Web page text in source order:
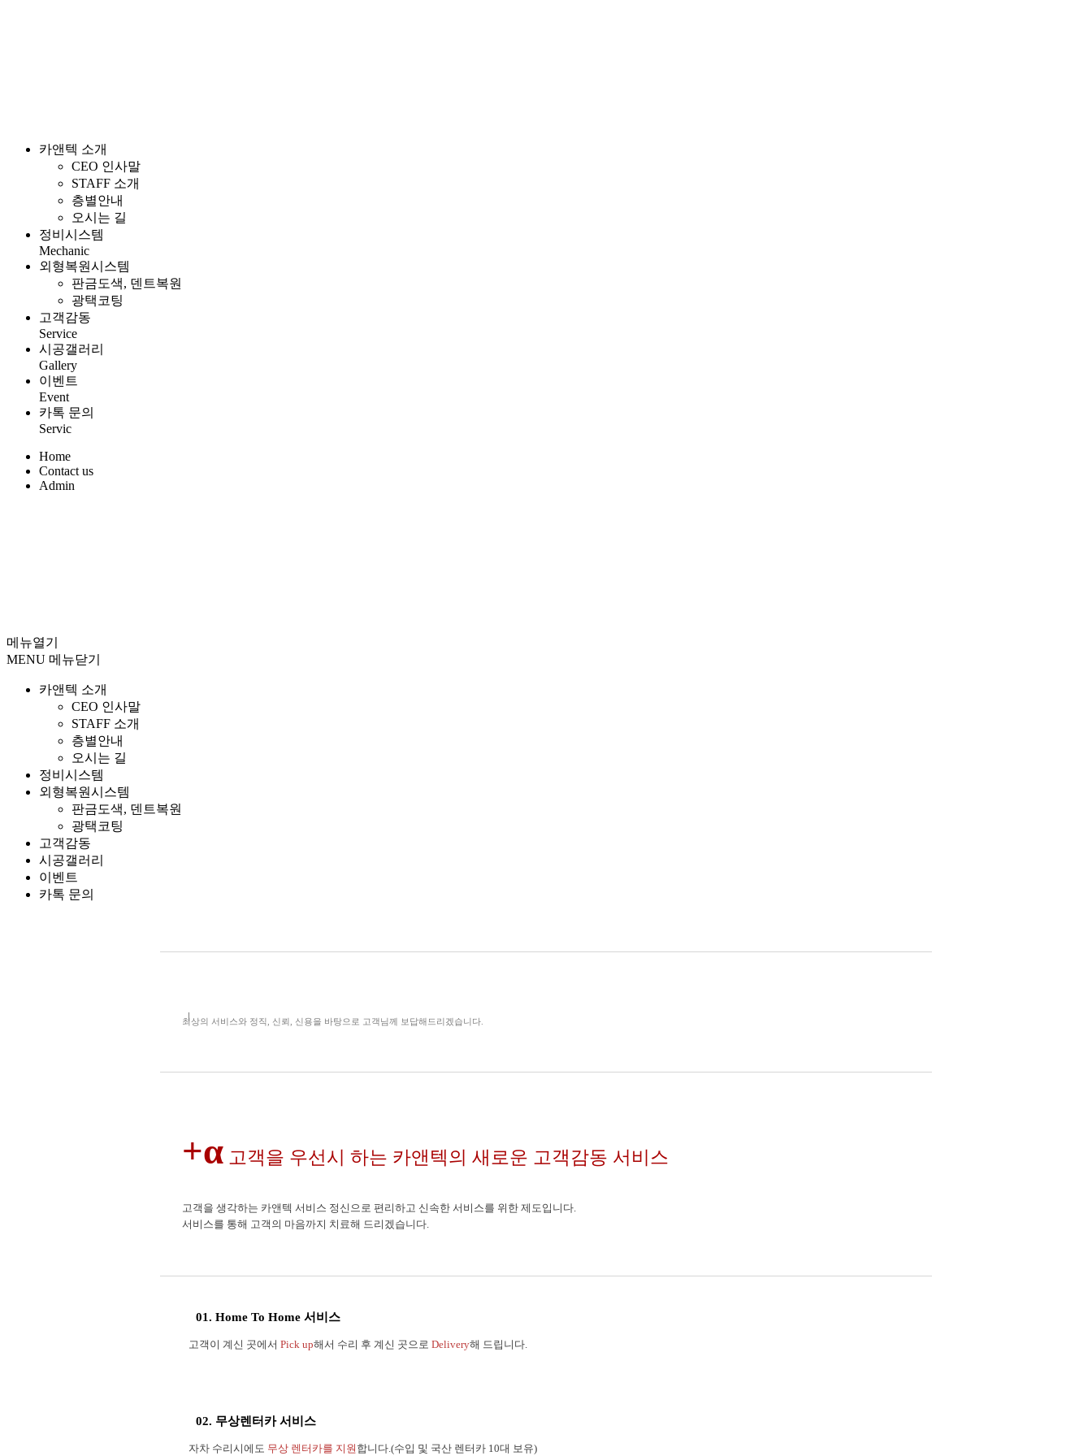
카앤텍 소개
CEO 인사말
STAFF 소개
층별안내
오시는 길
정비시스템
Mechanic
외형복원시스템
판금도색, 덴트복원
광택코팅
고객감동
Service
시공갤러리
Gallery
이벤트
Event
카톡 문의
Servic
Home
Contact us
Admin
메뉴열기
MENU 메뉴닫기
카앤텍 소개
CEO 인사말
STAFF 소개
층별안내
오시는 길
정비시스템
외형복원시스템
판금도색, 덴트복원
광택코팅
고객감동
시공갤러리
이벤트
카톡 문의
최상의 서비스와 정직, 신뢰, 신용을 바탕으로 고객님께 보답해드리겠습니다.
+α 고객을 우선시 하는 카앤텍의 새로운 고객감동 서비스
고객을 생각하는 카앤텍 서비스 정신으로 편리하고 신속한 서비스를 위한 제도입니다.
서비스를 통해 고객의 마음까지 치료해 드리겠습니다.
01. Home To Home 서비스
고객이 계신 곳에서 Pick up해서 수리 후 계신 곳으로 Delivery해 드립니다.
02. 무상렌터카 서비스
자차 수리시에도 무상 렌터카를 지원 합니다.(수입 및 국산 렌터카 10대 보유)